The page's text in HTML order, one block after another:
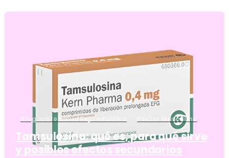
Blog sobre Salud Reproductiva Factor Masculino
Tamsulosina: qué es, para qué sirve
y posibles efectos secundarios